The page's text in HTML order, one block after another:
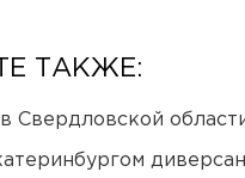
ТАКЖЕ:
в Свердловской